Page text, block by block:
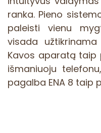
ranka. Pieno
paleisti vienu
visada
Kavos aparatą
išmaniuoju
pagalba ENA 8 taip